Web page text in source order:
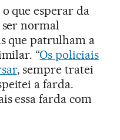
que esperar da
normal
que patrulham a
“Os policiais
, sempre tratei
a farda.
essa farda com